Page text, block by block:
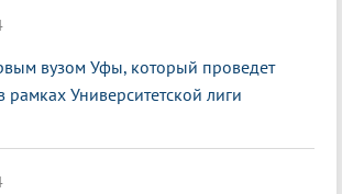
вузом Уфы, который проведет
рамках Университетской лиги